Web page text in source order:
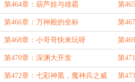
第464章：葫芦娃与雄霸 第
第466章：万神殿的坐标 第
第468章：小哥哥快来玩呀 第
第470章：深渊大开发 第
第472章：七彩神凰，魔神兵之威 第